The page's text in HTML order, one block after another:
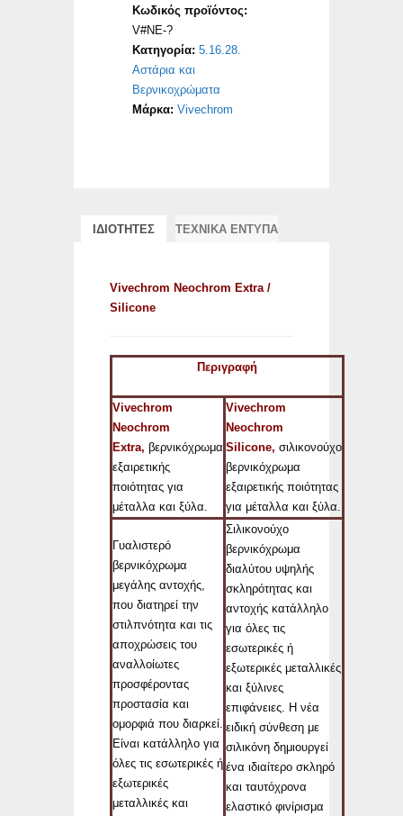
Κωδικός προϊόντος:
V#NE-?
Κατηγορία:5.16.28.
Αστάρια και
Βερνικοχρώματα
Μάρκα:Vivechrom
ΙΔΙΟΤΗΤΕΣ ΤΕΧΝΙΚΑ ΕΝΤΥΠΑ
Vivechrom Neochrom Extra /
Silicone
Περιγραφή
Vivechrom
Neochrom
Extra, βερνικόχρωμα
εξαιρετικής
ποιότητας για
μέταλλα και ξύλα.
Vivechrom
Neochrom
Silicone,σιλικονούχο
βερνικόχρωμα
εξαιρετικής ποιότητας
για μέταλλα και ξύλα.
Γυαλιστερό
βερνικόχρωμα
μεγάλης αντοχής,
που διατηρεί την
στιλπνότητα και τις
αποχρώσεις του
αναλλοίωτες
προσφέροντας
προστασία και
ομορφιά που διαρκεί.
Είναι κατάλληλο για
όλες τις εσωτερικές ή
εξωτερικές
μεταλλικές και
Σιλικονούχο
βερνικόχρωμα
διαλύτου υψηλής
σκληρότητας και
αντοχής κατάλληλο
για όλες τις
εσωτερικές ή
εξωτερικές μεταλλικές
και ξύλινες
επιφάνειες. Η νέα
ειδική σύνθεση με
σιλικόνη δημιουργεί
ένα ιδιαίτερο σκληρό
και ταυτόχρονα
ελαστικό φινίρισμα